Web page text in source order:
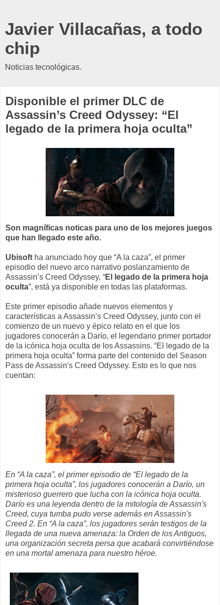
Javier Villacañas, a todo
chip
Noticias tecnológicas.
Disponible el primer DLC de
Assassin’s Creed Odyssey: “El
legado de la primera hoja oculta”
Son magníficas noticas para uno de los mejores juegos
que han llegado este año.
Ubisoft ha anunciado hoy que “A la caza”, el primer
episodio del nuevo arco narrativo poslanzamiento de
Assassin’s Creed Odyssey, “El legado de la primera hoja
oculta”, está ya disponible en todas las plataformas.
Este primer episodio añade nuevos elementos y
características a Assassin’s Creed Odyssey, junto con el
comienzo de un nuevo y épico relato en el que los
jugadores conocerán a Darío, el legendario primer portador
de la icónica hoja oculta de los Assassins. “El legado de la
primera hoja oculta” forma parte del contenido del Season
Pass de Assassin's Creed Odyssey. Esto es lo que nos
cuentan:
En “A la caza”, el primer episodio de “El legado de la
primera hoja oculta”, los jugadores conocerán a Darío, un
misterioso guerrero que lucha con la icónica hoja oculta.
Darío es una leyenda dentro de la mitología de Assassin's
Creed, cuya tumba pudo verse además en Assassin's
Creed 2. En “A la caza”, los jugadores serán testigos de la
llegada de una nueva amenaza: la Orden de los Antiguos,
una organización secreta persa que acabará convirtiéndose
en una mortal amenaza para nuestro héroe.